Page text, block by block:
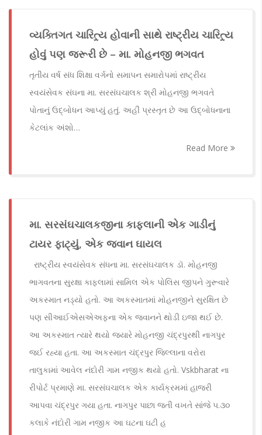
વ્યક્તિગત ચારિત્ર્ય હોવાની સાથે રાષ્ટ્રીય ચારિત્ર્ય
હોવું પણ જરૂરી છે – મા. મોહનજી ભગવત
તૃતીય વર્ષ સંધ શિક્ષા વર્ગનો સમાપન સમારોપમાં રાષ્ટ્રીય
સ્વયંસેવક સંઘના મા. સરસંઘચાલક શ્રી મોહનજી ભગવતે
પોતાનું ઉદ્‍બોધન આપ્યું હતું. અહીં પ્રસ્તૃત છે આ ઉદ્‌બોધનાના
કેટલાંક અંશો…
Read More
મા. સરસંઘચાલકજીના કાફલાની એક ગાડીનું
ટાયર ફાટ્યું, એક જવાન ઘાયલ
રાષ્ટ્રીય સ્વયંસેવક સંધના મા. સરસંઘચાલક ડૉ. મોહનજી
ભાગવતના સુરક્ષા કાફલામાં સામિલ એક પોલિસ જીપને ગુરૂવારે
અકસ્માત નડ્યો હતો. આ અકસ્માતમાં મોહનજીને સુરક્ષિત છે
પણ સીઆઈએસએઅફના એક જવાનને થોડી ઇજા થઈ છે.
આ અકસ્માત ત્યારે થયો જ્યારે મોહનજી ચંદ્રપુરથી નાગપુર
જઈ રહ્યા હતા. આ અકસ્માત ચંદ્રપુર જિલ્લાના વરોરા
તાલુકામાં આવેલ નંદોરી ગામ નજીક થયો હતો. Vskbharat ના
રીપોર્ટ પ્રમાણે મા. સરસંઘચાલક એક કાર્યક્રમમાં હાજરી
આપવા ચંદ્રપુર ગયા હતા. નાગપુર પાછા જતી વખતે સાંજે ૫.૩૦
કલાકે નંદોરી ગામ નજીક આ ઘટના ઘટી હ